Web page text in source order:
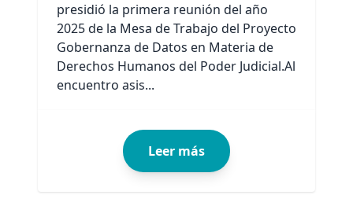
presidió la primera reunión del año
2025 de la Mesa de Trabajo del Proyecto
Gobernanza de Datos en Materia de
Derechos Humanos del Poder Judicial.Al
encuentro asis...
Leer más